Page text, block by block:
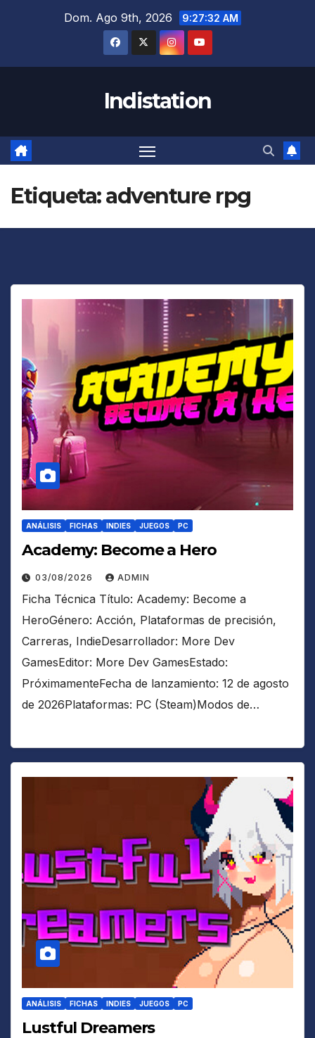
Dom. Ago 9th, 2026 9:27:32 AM
Indistation
Etiqueta:adventure rpg
ANÁLISIS FICHAS INDIES JUEGOS PC
Academy: Become a Hero
03/08/2026 ADMIN
Ficha Técnica Título: Academy: Become a
HeroGénero: Acción, Plataformas de precisión,
Carreras, IndieDesarrollador: More Dev
GamesEditor: More Dev GamesEstado:
PróximamenteFecha de lanzamiento: 12 de agosto
de 2026Plataformas: PC (Steam)Modos de…
ANÁLISIS FICHAS INDIES JUEGOS PC
Lustful Dreamers